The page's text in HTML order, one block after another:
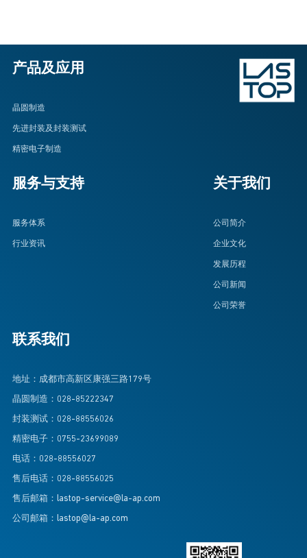
产品及应用
晶圆制造
先进封装及封装测试
精密电子制造
服务与支持
服务体系
行业资讯
关于我们
公司简介
企业文化
发展历程
公司新闻
公司荣誉
联系我们
地址：成都市高新区康强三路179号
晶圆制造：028-85222347
封装测试：028-88556026
精密电子：0755-23699089
电话：028-88556027
售后电话：028-88556025
售后邮箱：lastop-service@la-ap.com
公司邮箱：lastop@la-ap.com